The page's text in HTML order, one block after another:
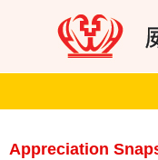
Appreciation